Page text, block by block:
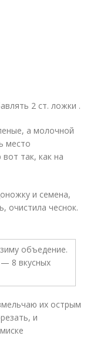
2 ст. ложки .
а молочной
место
так, как на
и семена,
очистила чеснок.
их острым
и